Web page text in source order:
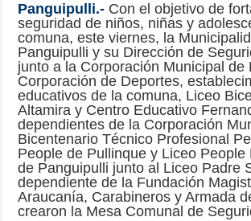
Panguipulli.- Con el objetivo de
seguridad de niños, niñas y
comuna, este viernes, la
Panguipulli y su Dirección de
junto a la Corporación Municipal de
Corporación de Deportes,
educativos de la comuna, Liceo
Altamira y Centro Educativo
dependientes de la Corporación
Bicentenario Técnico Profesional
People de Pullinque y Liceo People
de Panguipulli junto al Liceo Padre
dependiente de la Fundación
Araucanía, Carabineros y Armada
crearon la Mesa Comunal de